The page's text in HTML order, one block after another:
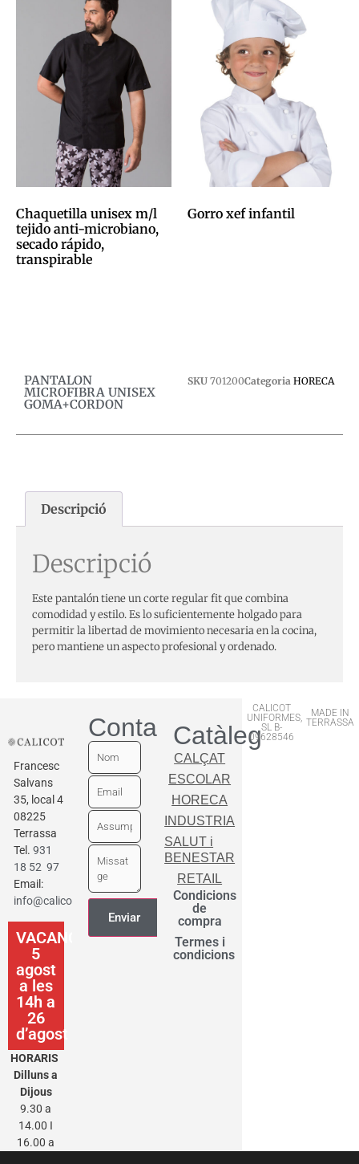
Chaquetilla unisex m/l
tejido anti-microbiano,
secado rápido,
transpirable
Gorro xef infantil
PANTALON
MICROFIBRA UNISEX
GOMA+CORDON
SKU 701200Categoria HORECA
Descripció
Descripció
Este pantalón tiene un corte regular fit que combina
comodidad y estilo. Es lo suficientemente holgado para
permitir la libertad de movimiento necesaria en la cocina,
pero mantiene un aspecto profesional y ordenado.
Francesc
Salvans
35, local 4
08225
Terrassa
Tel. 931
18 52 97
Email:
info@calicot.cat
VACANCES
5
agost
a les
14h a
26
d’agost
HORARIS
Dilluns a
Dijous
9.30 a
14.00 I
16.00 a
ContactarCatàleg
CALÇAT
ESCOLAR
HORECA
INDUSTRIA
SALUT i
BENESTAR
RETAIL
Condicions
de
compra
Termes i
condicions
CALICOT
UNIFORMES,
SL B-
09628546
MADE IN
TERRASSA